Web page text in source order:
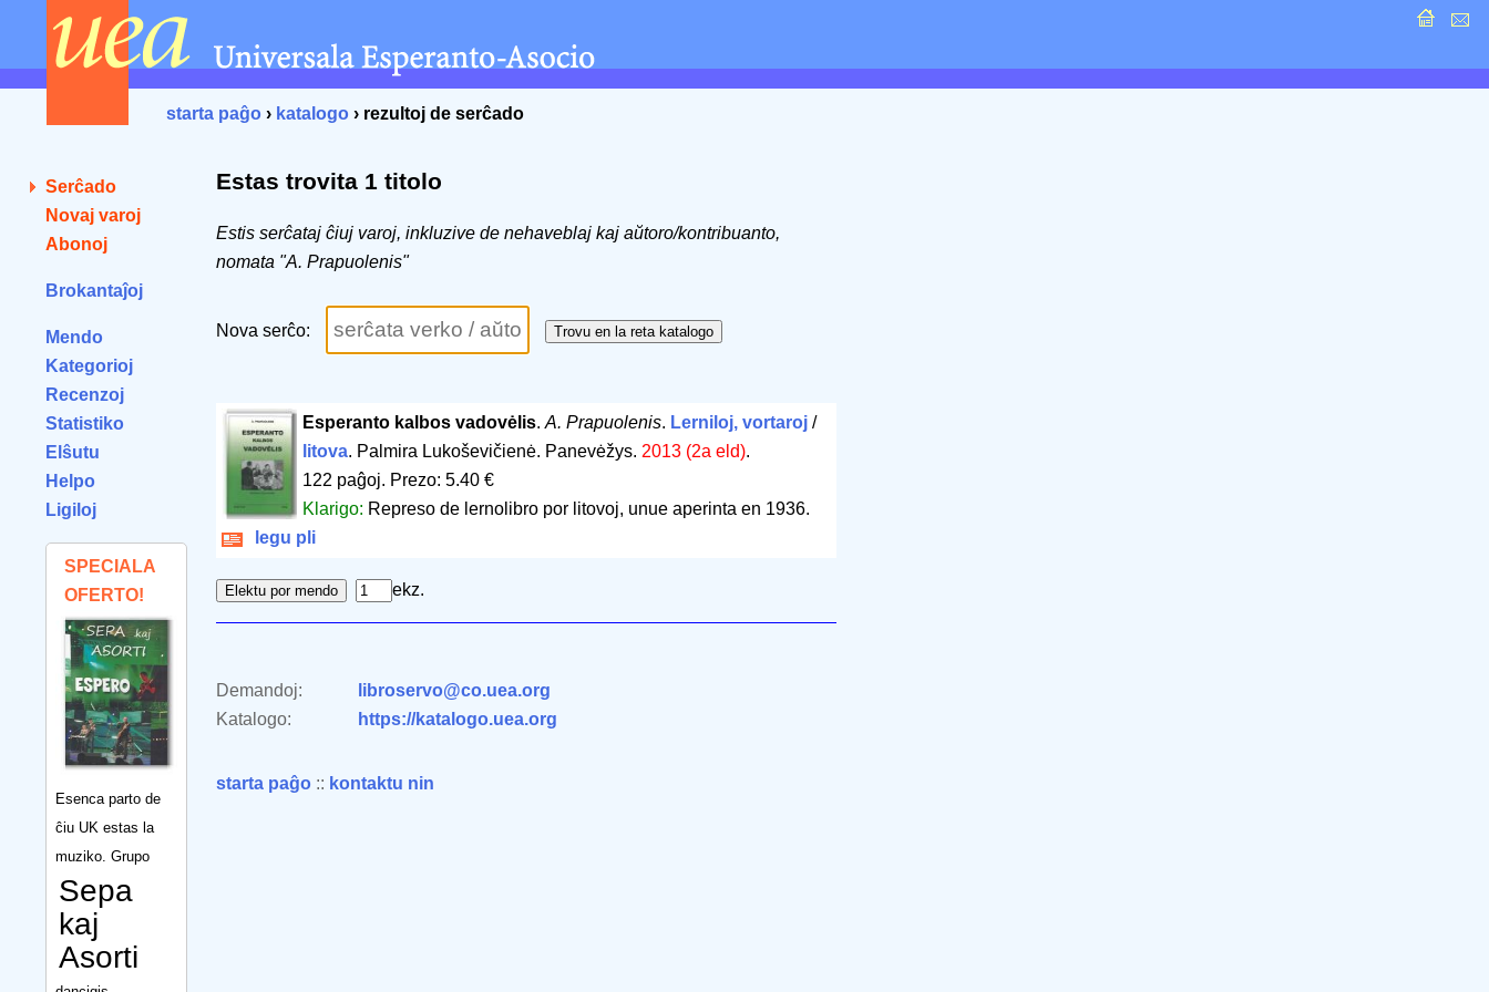
starta paĝo › katalogo › rezultoj de serĉado
Serĉado
Novaj varoj
Abonoj
Brokantaĵoj
Mendo
Kategorioj
Recenzoj
Statistiko
Elŝutu
Helpo
Ligiloj
SPECIALA
OFERTO!
Esenca parto de
ĉiu UK estas la
muziko. Grupo
Sepa
kaj
Asorti
Estas trovita 1 titolo
Estis serĉataj ĉiuj varoj, inkluzive de nehaveblaj kaj aŭtoro/kontribuanto,
nomata "A. Prapuolenis"
Nova serĉo:
Esperanto kalbos vadovėlis.A. Prapuolenis. Lerniloj, vortaroj /
litova. Palmira Lukoševičienė. Panevėžys. 2013 (2a eld).
122 paĝoj. Prezo: 5.40 €
Klarigo: Represo de lernolibro por litovoj, unue aperinta en 1936.
legu pli
ekz.
Demandoj:
libroservo@co.uea.org
Katalogo:
https://katalogo.uea.org
starta paĝo :: kontaktu nin